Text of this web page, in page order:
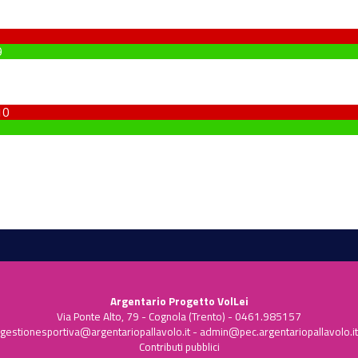
Argentario Progetto VolLei
Via Ponte Alto, 79 - Cognola (Trento) - 0461.985157
gestionesportiva@argentariopallavolo.it- admin@pec.argentariopallavolo.it
Contributi pubblici